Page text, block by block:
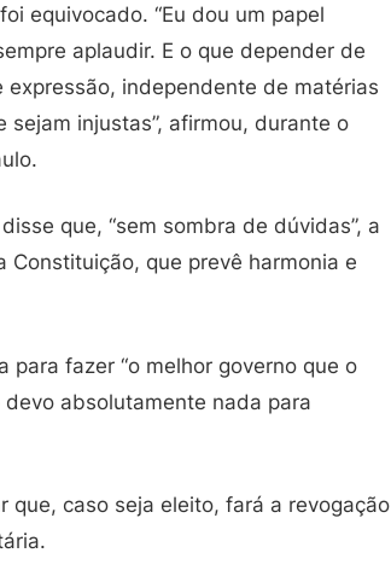
equivocado. “Eu dou um papel
aplaudir. E o que depender de
independente de matérias
injustas”, afirmou, durante o
que, “sem sombra de dúvidas”, a
Constituição, que prevê harmonia e
fazer “o melhor governo que o
devo absolutamente nada para
caso seja eleito, fará a revogação